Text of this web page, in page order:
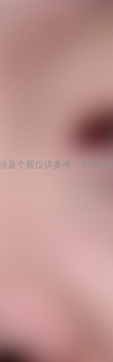
及个股仅供参考，不构成